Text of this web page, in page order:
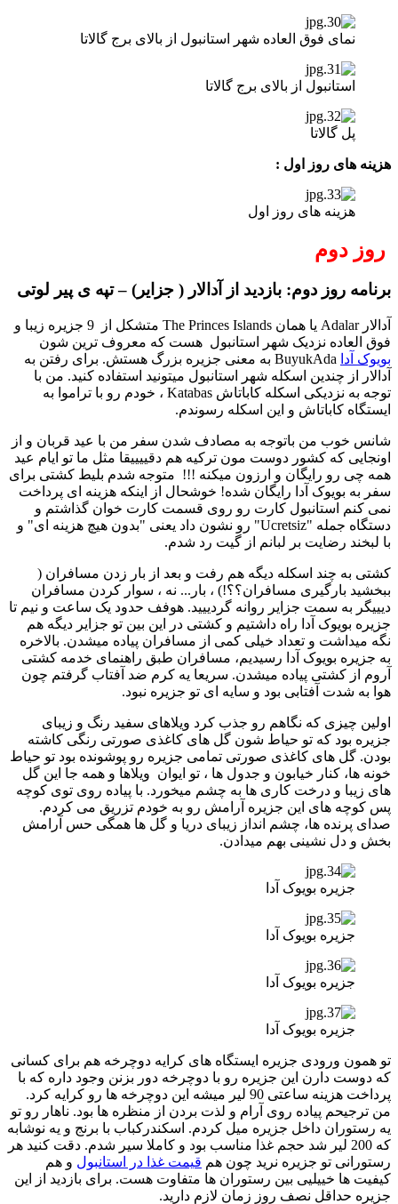
نمای فوق العاده شهر استانبول از بالای برج گالاتا
استانبول از بالای برج گالاتا
پل گالاتا
هزینه های روز اول :
هزینه های روز اول
روز دوم
برنامه روز دوم: بازدید از آدالار ( جزایر) – تپه ی پیر لوتی
آدالار Adalar یا همان The Princes Islands متشکل از 9 جزیره زیبا و
فوق العاده نزدیک شهر استانبول هست که معروف ترین شون
بویوک آدا
BuyukAda به معنی جزیره بزرگ هستش. برای رفتن به
آدالار از چندین اسکله شهر استانبول میتونید استفاده کنید. من با
توجه به نزدیکی اسکله کاباتاش Katabas ، خودم رو با تراموا به
ایستگاه کاباتاش و این اسکله رسوندم.
شانس خوب من باتوجه به مصادف شدن سفر من با عید قربان و از
اونجایی که کشور دوست مون ترکیه هم دقییییقا مثل ما تو ایام عید
همه چی رو رایگان و ارزون میکنه !!! متوجه شدم بلیط کشتی برای
سفر به بویوک آدا رایگان شده! خوشحال از اینکه هزینه ای پرداخت
نمی کنم استانبول کارت رو روی قسمت کارت خوان گذاشتم و
دستگاه جمله "Ucretsiz" رو نشون داد یعنی "بدون هیچ هزینه ای" و
با لبخند رضایت بر لبانم از گیت رد شدم.
کشتی به چند اسکله دیگه هم رفت و بعد از بار زدن مسافران (
ببخشید بارگیری مسافران؟؟!) ، بار... نه ، سوار کردن مسافران
دیییگر به سمت جزایر روانه گردییید. هوفف حدود یک ساعت و نیم تا
جزیره بویوک آدا راه داشتیم و کشتی در این بین تو جزایر دیگه هم
نگه میداشت و تعداد خیلی کمی از مسافران پیاده میشدن. بالاخره
به جزیره بویوک آدا رسیدیم، مسافران طبق راهنمای خدمه کشتی
آروم از کشتی پیاده میشدن. سریعا یه کرم ضد آفتاب گرفتم چون
هوا به شدت آفتابی بود و سایه ای تو جزیره نبود.
اولین چیزی که نگاهم رو جذب کرد ویلاهای سفید رنگ و زیبای
جزیره بود که تو حیاط شون گل های کاغذی صورتی رنگی کاشته
بودن. گل های کاغذی صورتی تمامی جزیره رو پوشونده بود تو حیاط
خونه ها، کنار خیابون و جدول ها ، تو ایوان ویلاها و همه جا این گل
های زیبا و درخت کاری ها به چشم میخورد. با پیاده روی توی کوچه
پس کوچه های این جزیره آرامش رو به خودم تزریق می کردم.
صدای پرنده ها، چشم انداز زیبای دریا و گل ها همگی حس آرامش
بخش و دل نشینی بهم میدادن.
جزیره بویوک آدا
جزیره بویوک آدا
جزیره بویوک آدا
جزیره بویوک آدا
تو همون ورودی جزیره ایستگاه های کرایه دوچرخه هم برای کسانی
که دوست دارن این جزیره رو با دوچرخه دور بزنن وجود داره که با
پرداخت هزینه ساعتی 90 لیر میشه این دوچرخه ها رو کرایه کرد.
من ترجیحم پیاده روی آرام و لذت بردن از منظره ها بود. ناهار رو تو
یه رستوران داخل جزیره میل کردم. اسکندرکباب با برنج و یه نوشابه
که 200 لیر شد حجم غذا مناسب بود و کاملا سیر شدم. دقت کنید هر
رستورانی تو جزیره نرید چون هم قیمت غذا در استانبول و هم
کیفیت ها خییلیی بین رستوران ها متفاوت هست. برای بازدید از این
جزیره حداقل نصف روز زمان لازم دارید.